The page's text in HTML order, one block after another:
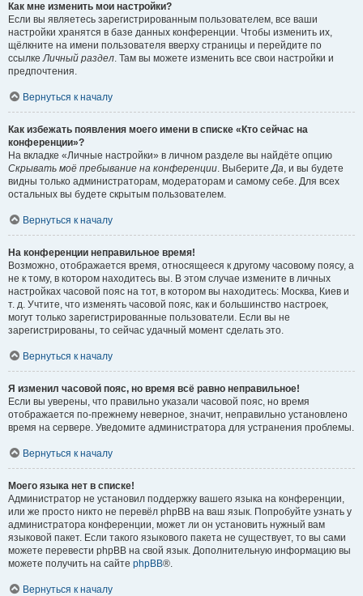
Как мне изменить мои настройки?
Если вы являетесь зарегистрированным пользователем, все ваши
настройки хранятся в базе данных конференции. Чтобы изменить их,
щёлкните на имени пользователя вверху страницы и перейдите по
ссылкеЛичный раздел. Там вы можете изменить все свои настройки и
предпочтения.
Вернуться к началу
Как избежать появления моего имени в списке «Кто сейчас на
конференции»?
На вкладке «Личные настройки» в личном разделе вы найдёте опцию
Скрывать моё пребывание на конференции. ВыберитеДа, и вы будете
видны только администраторам, модераторам и самому себе. Для всех
остальных вы будете скрытым пользователем.
Вернуться к началу
На конференции неправильное время!
Возможно, отображается время, относящееся к другому часовому поясу, а
не к тому, в котором находитесь вы. В этом случае измените в личных
настройках часовой пояс на тот, в котором вы находитесь: Москва, Киев и
т. д. Учтите, что изменять часовой пояс, как и большинство настроек,
могут только зарегистрированные пользователи. Если вы не
зарегистрированы, то сейчас удачный момент сделать это.
Вернуться к началу
Я изменил часовой пояс, но время всё равно неправильное!
Если вы уверены, что правильно указали часовой пояс, но время
отображается по-прежнему неверное, значит, неправильно установлено
время на сервере. Уведомите администратора для устранения проблемы.
Вернуться к началу
Моего языка нет в списке!
Администратор не установил поддержку вашего языка на конференции,
или же просто никто не перевёл phpBB на ваш язык. Попробуйте узнать у
администратора конференции, может ли он установить нужный вам
языковой пакет. Если такого языкового пакета не существует, то вы сами
можете перевести phpBB на свой язык. Дополнительную информацию вы
можете получить на сайте phpBB®.
Вернуться к началу